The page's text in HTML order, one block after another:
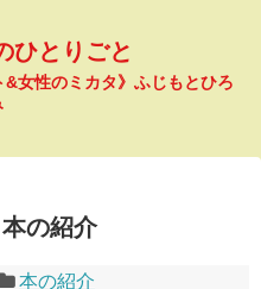
ひとりごと
&女性のミカタ》ふじもとひろ
の紹介
本の紹介